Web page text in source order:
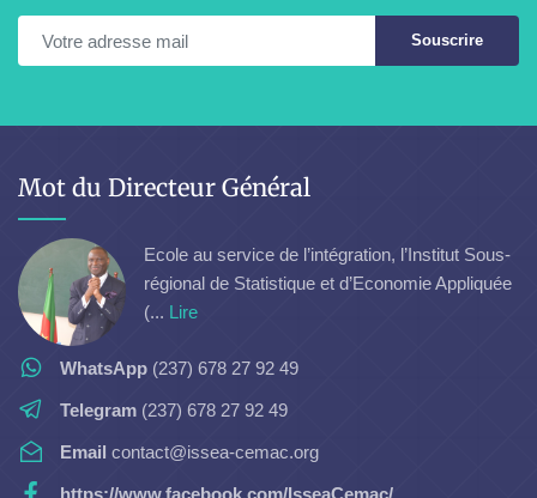
Souscrire
Mot du Directeur Général
Ecole au service de l’intégration, l’Institut Sous-
régional de Statistique et d’Economie Appliquée
(... Lire
WhatsApp (237) 678 27 92 49
Telegram (237) 678 27 92 49
Email contact@issea-cemac.org